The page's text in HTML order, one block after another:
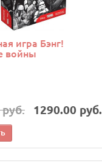
игра Бэнг!
войны
1290.00 руб.